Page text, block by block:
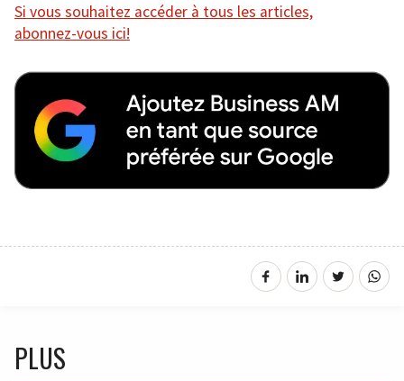
Si vous souhaitez accéder à tous les articles,
abonnez-vous ici!
PLUS